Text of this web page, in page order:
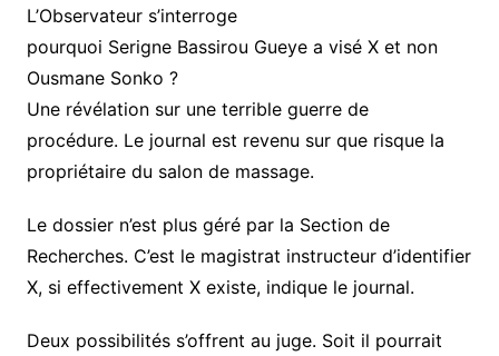
L’Observateur s’interroge
pourquoi Serigne Bassirou Gueye a visé X et non
Ousmane Sonko ?
Une révélation sur une terrible guerre de
procédure. Le journal est revenu sur que risque la
propriétaire du salon de massage.
Le dossier n’est plus géré par la Section de
Recherches. C’est le magistrat instructeur d’identifier
X, si effectivement X existe, indique le journal.
Deux possibilités s’offrent au juge. Soit il pourrait